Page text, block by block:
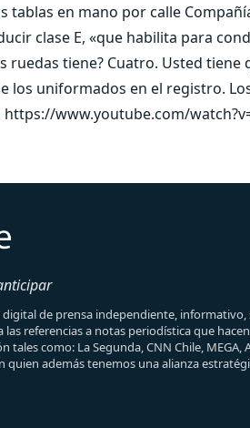
tablas en mano por calle
clase E, «que habilita para
ruedas tiene? Cuatro. Usted
los uniformados en el registro.
www.youtube.com/
digital de prensa independiente, informativo,
las referencias a notas periodística que
tales como: La Segunda, CNN Chile, MEGA,
quien además tenemos una alianza